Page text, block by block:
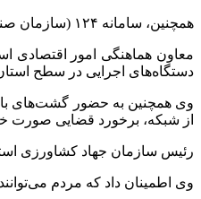
همچنین، سامانه ۱۲۴ (سازمان صنعت، معدن و تجارت) و ۱۳۵ (سازمان تعزیرات حکومتی) به صورت تلفنی و حضوری پاسخگوی گلایه‌ها و شکایات شهروندان خواهند بود.
معاون هماهنگی امور اقتصادی
دستگاه‌های اجرایی در سطح
وی همچنین به حضور گشت‌های
از شبکه، برخورد قضایی صورت
رئیس سازمان جهاد کشاورزی
وی اطمینان داد که مردم